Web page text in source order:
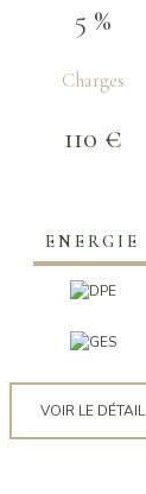
5 %
Charges
110 €
ENERGIE
VOIR LE DÉTAIL